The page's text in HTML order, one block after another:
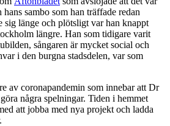
sambo som han träffade redan
sig länge och plötsligt var han knappt
längre. Han som tidigare varit
sångaren är mycket social och
i den burgna stadsdelen, var som
av coronapandemin som innebar att Dr
några spelningar. Tiden i hemmet
att jobba med nya projekt och ladda